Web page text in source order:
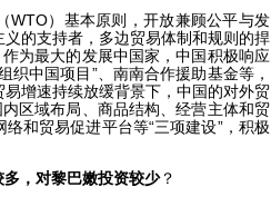
）基本原则，开放兼顾公平与发
的支持者，多边贸易体制和规则的捍
为最大的发展中国家，中国积极响应
织中国项目”、南南合作援助基金等，
增速持续放缓背景下，中国的对外贸
区域布局、商品结构、经营主体和贸
和贸易促进平台等“三项建设”，积极
，对黎巴嫩投资较少？